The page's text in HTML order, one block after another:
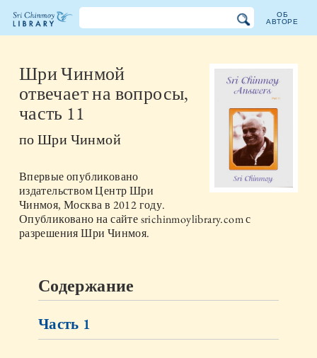
Библиотека
Шри
Чинмоя
ОБ
АВТОРЕ
Шри Чинмой
отвечает на вопросы,
часть 11
поШри Чинмой
Впервые опубликовано
издательствомЦентр Шри
Чинмоя, Москвав 2012году.
Опубликовано на сайте srichinmoylibrary.com с
разрешения Шри Чинмоя.
Содержание
Часть 1